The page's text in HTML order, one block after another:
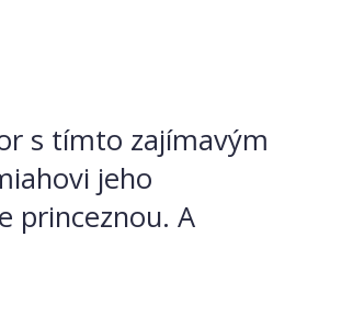
s tímto zajímavým
jeho
princeznou. A